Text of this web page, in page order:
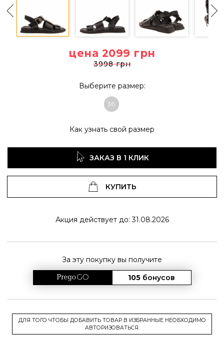
цена 2099 грн
3998 грн
Выберите размер:
36
Как узнать свой размер
ЗАКАЗ В 1 КЛИК
КУПИТЬ
Акция действует до: 31.08.2026
За эту покупку вы получите
105 бонусов
ДЛЯ ТОГО ЧТОБЫ ДОБАВИТЬ ТОВАР В ИЗБРАННЫЕ НЕОБХОДИМО
АВТОРИЗОВАТЬСЯ.